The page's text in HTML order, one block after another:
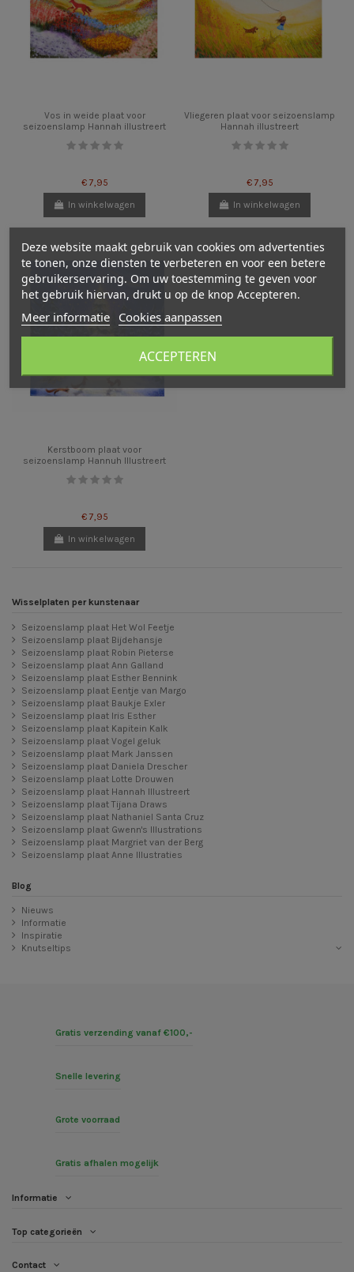
Vos in weide plaat voor
seizoenslamp Hannah illustreert
€ 7,95
In winkelwagen
Vliegeren plaat voor seizoenslamp
Hannah illustreert
€ 7,95
In winkelwagen
Kerstboom plaat voor
seizoenslamp Hannuh Illustreert
€ 7,95
In winkelwagen
Wisselplaten per kunstenaar
Seizoenslamp plaat Het Wol Feetje
Seizoenslamp plaat Bijdehansje
Seizoenslamp plaat Robin Pieterse
Seizoenslamp plaat Ann Galland
Seizoenslamp plaat Esther Bennink
Seizoenslamp plaat Eentje van Margo
Seizoenslamp plaat Baukje Exler
Seizoenslamp plaat Iris Esther
Seizoenslamp plaat Kapitein Kalk
Seizoenslamp plaat Vogel geluk
Seizoenslamp plaat Mark Janssen
Seizoenslamp plaat Daniela Drescher
Seizoenslamp plaat Lotte Drouwen
Seizoenslamp plaat Hannah Illustreert
Seizoenslamp plaat Tijana Draws
Seizoenslamp plaat Nathaniel Santa Cruz
Seizoenslamp plaat Gwenn's Illustrations
Seizoenslamp plaat Margriet van der Berg
Seizoenslamp plaat Anne Illustraties
Blog
Nieuws
Informatie
Inspiratie
Knutseltips
Gratis verzending vanaf €100,-
Snelle levering
Grote voorraad
Gratis afhalen mogelijk
Informatie
Top categorieën
Contact
Deze website maakt gebruik van cookies om advertenties
te tonen, onze diensten te verbeteren en voor een betere
gebruikerservaring. Om uw toestemming te geven voor
het gebruik hiervan, drukt u op de knop Accepteren.
Meer informatie Cookies aanpassen
ACCEPTEREN